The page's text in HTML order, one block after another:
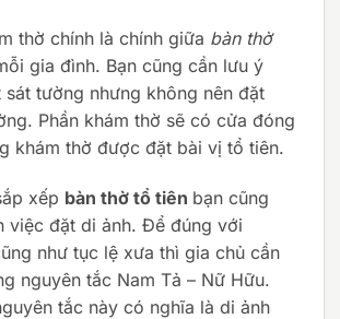
thờ chính là chính giữa bàn thờ
gia đình. Bạn cũng cần lưu ý
sát tường nhưng không nên đặt
Phần khám thờ sẽ có cửa đóng
khám thờ được đặt bài vị tổ tiên.
xếp bàn thờ tổ tiên bạn cũng
việc đặt di ảnh. Để đúng với
như tục lệ xưa thì gia chủ cần
nguyên tắc Nam Tả – Nữ Hữu.
tắc này có nghĩa là di ảnh